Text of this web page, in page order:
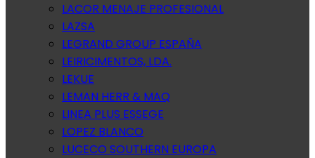
LACOR MENAJE PROFESIONAL
LAZSA
LEGRAND GROUP ESPAÑA
LEIRICIMENTOS, LDA.
LEKUE
LEMAN HERR & MAQ
LINEA PLUS ESSEGE
LOPEZ BLANCO
LUCECO SOUTHERN EUROPA